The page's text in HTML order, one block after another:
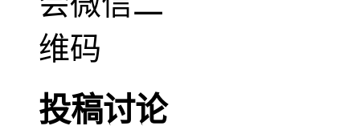
投稿讨论